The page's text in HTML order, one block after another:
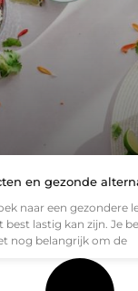
en gezonde
naar een gezondere
best lastig kan zijn. Je
nog belangrijk om de